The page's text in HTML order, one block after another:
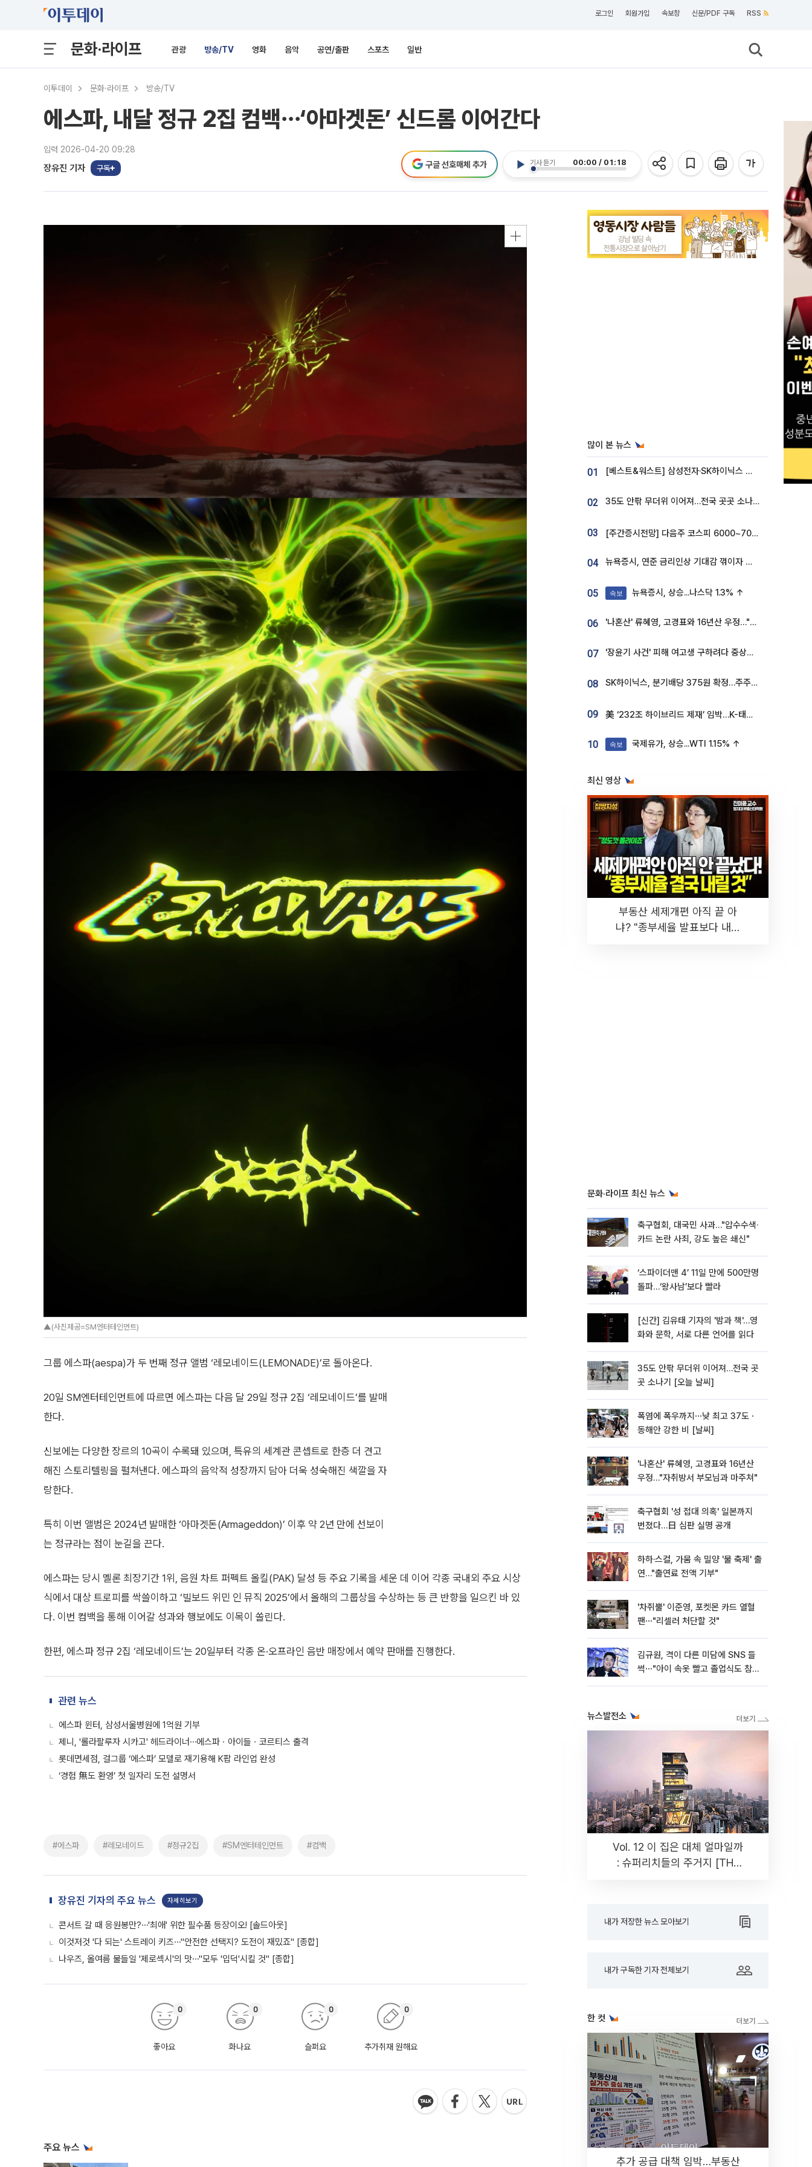
로그인 회원가입 속보창 신문/PDF 구독 RSS
문화·라이프 관광 방송/TV 영화 음악 공연/출판 스포츠 일반
이투데이 문화·라이프 방송/TV
에스파, 내달 정규 2집 컴백⋯‘아마겟돈’ 신드롬 이어간다
입력 2026-04-20 09:28
장유진 기자 구독
기사 듣기 00:00 / 01:18
구글 선호매체 추가
▲(사진제공=SM엔터테인먼트)
그룹 에스파(aespa)가 두 번째 정규 앨범 ‘레모네이드(LEMONADE)’로 돌아온다.
20일 SM엔터테인먼트에 따르면 에스파는 다음 달 29일 정규 2집 ‘레모네이드’를 발매
한다.
신보에는 다양한 장르의 10곡이 수록돼 있으며, 특유의 세계관 콘셉트로 한층 더 견고
해진 스토리텔링을 펼쳐낸다. 에스파의 음악적 성장까지 담아 더욱 성숙해진 색깔을 자
랑한다.
특히 이번 앨범은 2024년 발매한 ‘아마겟돈(Armageddon)’ 이후 약 2년 만에 선보이
는 정규라는 점이 눈길을 끈다.
에스파는 당시 멜론 최장기간 1위, 음원 차트 퍼펙트 올킬(PAK) 달성 등 주요 기록을 세운 데 이어 각종 국내외 주요 시상
식에서 대상 트로피를 싹쓸이하고 ‘빌보드 위민 인 뮤직 2025’에서 올해의 그룹상을 수상하는 등 큰 반향을 일으킨 바 있
다. 이번 컴백을 통해 이어갈 성과와 행보에도 이목이 쏠린다.
한편, 에스파 정규 2집 ‘레모네이드’는 20일부터 각종 온·오프라인 음반 매장에서 예약 판매를 진행한다.
관련 뉴스
에스파 윈터, 삼성서울병원에 1억원 기부
제니, '롤라팔루자 시카고' 헤드라이너⋯에스파ㆍ아이들ㆍ코르티스 출격
롯데면세점, 걸그룹 ‘에스파’ 모델로 재기용해 K팝 라인업 완성
‘경험 無도 환영’ 첫 일자리 도전 설명서
#에스파 #레모네이드 #정규2집 #SM엔터테인먼트 #컴백
장유진 기자의 주요 뉴스 자세히보기
콘서트 갈 때 응원봉만?⋯'최애' 위한 필수품 등장이오! [솔드아웃]
이것저것 '다 되는' 스트레이 키즈⋯"안전한 선택지? 도전이 재밌죠" [종합]
나우즈, 올여름 물들일 '제로섹시'의 맛⋯"모두 '입덕'시킬 것" [종합]
좋아요
0
화나요
0
슬퍼요
0
추가취재 원해요
0
주요 뉴스
많이 본 뉴스
01 [베스트&워스트] 삼성전자·SK하이닉스 밀린 한 주…상상인증권은 85% 급등
02 35도 안팎 무더위 이어져…전국 곳곳 소나기 [오늘 날씨]
03 [주간증시전망] 다음주 코스피 6000~7000⋯“外人 수급은 정책이 변수”
04 뉴욕증시, 연준 금리인상 기대감 꺾이자 상승...S&P500 사상 최고치 [종합]
05 속보 뉴욕증시, 상승...나스닥 1.3% ↑
06 '나혼산' 류혜영, 고경표와 16년산 우정…"자취방서 부모님과 마주쳐"
07 '장윤기 사건' 피해 여고생 구하려다 중상…고교생 의상자 지정
08 SK하이닉스, 분기배당 375원 확정…주주환원책 9월로 앞당겨 발표
09 美 ‘232조 하이브리드 제재’ 임박…K-태양광, 불확실성 털고 날개 다나
10 속보 국제유가, 상승...WTI 1.15% ↑
최신 영상
부동산 세제개편 아직 끝 아
냐? "종부세율 발표보다 내릴
문화·라이프 최신 뉴스
축구협회, 대국민 사과…"압수수색·
카드 논란 사죄, 강도 높은 쇄신"
‘스파이더맨 4’ 11일 만에 500만명
돌파…‘왕사남’보다 빨라
[신간] 김유태 기자의 '밤과 책'…영
화와 문학, 서로 다른 언어를 읽다
35도 안팎 무더위 이어져…전국 곳
곳 소나기 [오늘 날씨]
폭염에 폭우까지⋯낮 최고 37도ㆍ
동해안 강한 비 [날씨]
'나혼산' 류혜영, 고경표와 16년산
우정…"자취방서 부모님과 마주쳐"
축구협회 '성 접대 의혹' 일본까지
번졌다…日 심판 실명 공개
하하·스컬, 가뭄 속 밀양 '물 축제' 출
연…"출연료 전액 기부"
'차쥐뿔' 이준영, 포켓몬 카드 열혈
팬⋯"리셀러 처단할 것"
김규원, 격이 다른 미담에 SNS 들
썩⋯"아이 속옷 빨고 졸업식도 참
뉴스발전소
Vol. 12 이 집은 대체 얼마일까
: 슈퍼리치들의 주거지 [THE
내가 저장한 뉴스 모아보기
내가 구독한 기자 전체보기
한 컷
추가 공급 대책 임박…부동산